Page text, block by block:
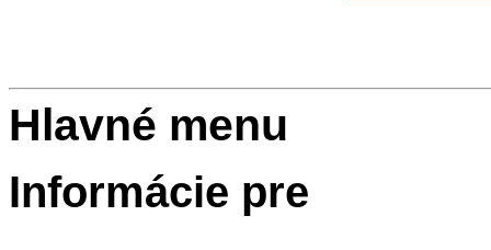
Hlavné menu
Informácie pre